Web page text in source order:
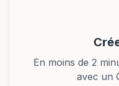
En moins de 2
avec un